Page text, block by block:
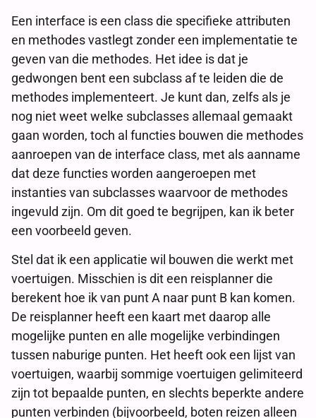
Een interface is een class die specifieke attributen
en methodes vastlegt zonder een implementatie te
geven van die methodes. Het idee is dat je
gedwongen bent een subclass af te leiden die de
methodes implementeert. Je kunt dan, zelfs als je
nog niet weet welke subclasses allemaal gemaakt
gaan worden, toch al functies bouwen die methodes
aanroepen van de interface class, met als aanname
dat deze functies worden aangeroepen met
instanties van subclasses waarvoor de methodes
ingevuld zijn. Om dit goed te begrijpen, kan ik beter
een voorbeeld geven.
Stel dat ik een applicatie wil bouwen die werkt met
voertuigen. Misschien is dit een reisplanner die
berekent hoe ik van punt A naar punt B kan komen.
De reisplanner heeft een kaart met daarop alle
mogelijke punten en alle mogelijke verbindingen
tussen naburige punten. Het heeft ook een lijst van
voertuigen, waarbij sommige voertuigen gelimiteerd
zijn tot bepaalde punten, en slechts beperkte andere
punten verbinden (bijvoorbeeld, boten reizen alleen